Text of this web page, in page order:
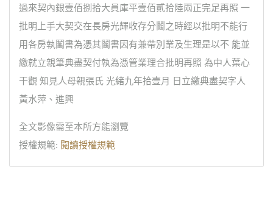
過來契內銀壹佰捌拾大員庫平壹佰貳拾陸兩正完足再照 一
批明上手大契交在長房光輝收存分鬮之時經以批明不能行
用各房執鬮書為憑其鬮書因有兼帶別業及生理是以不 能並
繳就立親筆典盡契付執為憑管業理合批明再照 為中人葉心
干觀 知見人母親張氏 光緒九年拾壹月 日立繳典盡契字人
黃水萍、進興
全文影像需至本所方能瀏覽
授權規範: 閱讀授權規範